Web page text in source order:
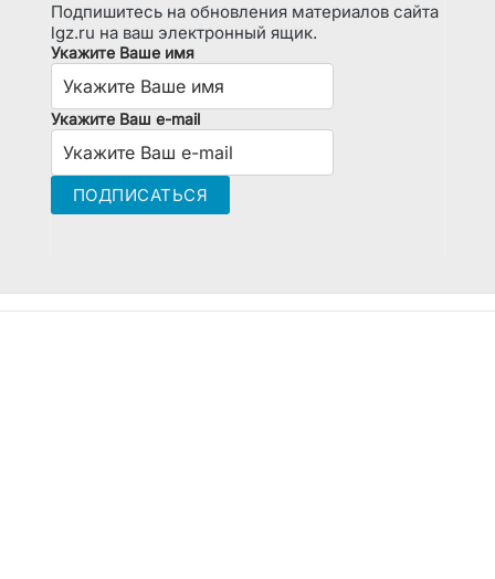
Подпишитесь на обновления материалов сайта
lgz.ru на ваш электронный ящик.
Укажите Ваше имя
Укажите Ваш e-mail